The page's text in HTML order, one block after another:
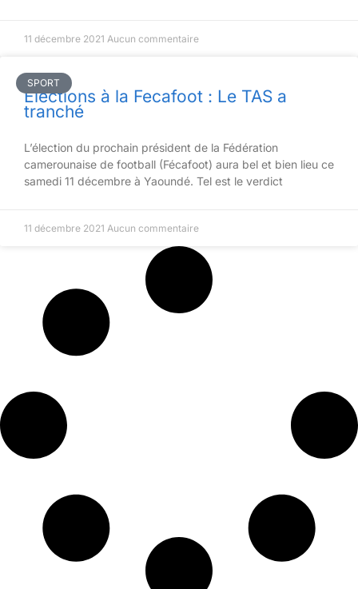
11 décembre 2021 Aucun commentaire
SPORT
Elections à la Fecafoot : Le TAS a
tranché
L’élection du prochain président de la Fédération
camerounaise de football (Fécafoot) aura bel et bien lieu ce
samedi 11 décembre à Yaoundé. Tel est le verdict
11 décembre 2021 Aucun commentaire